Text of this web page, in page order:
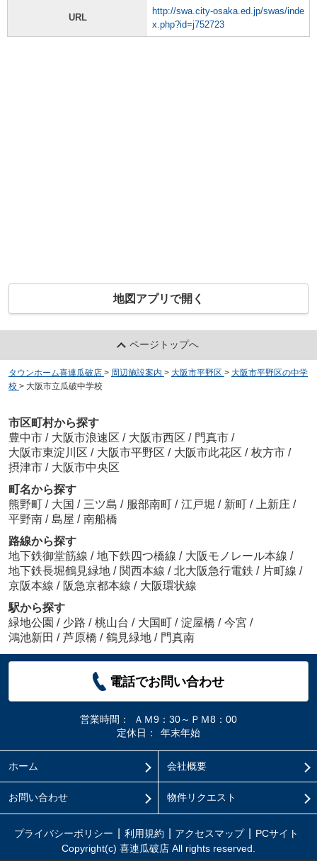
URL
http://swa.city-osaka.ed.jp/swas/inde
x.php?id=j752723
地図アプリで開く
ページトップへ
タウンホーム喜連瓜破店 > 周辺施設案内 > 大阪市平野区 > 大阪市平野区の中学
校 > 大阪市立瓜破中学校
市区町村から探す
豊中市 / 大阪市浪速区 / 大阪市西区 / 門真市 /
大阪市東淀川区 / 大阪市平野区 / 大阪市此花区 / 枚方市 /
摂津市 / 大阪市中央区
町名から探す
熊野町 / 大国 / 三ツ島 / 服部南町 / 江戸堀 / 新町 / 上新庄 /
平野南 / 島屋 / 南船橋
路線から探す
地下鉄御堂筋線 / 地下鉄四つ橋線 / 大阪モノレール本線 /
地下鉄長堀鶴見緑地 / 関西本線 / 北大阪急行電鉄 / 片町線 /
京阪本線 / 阪急京都本線 / 大阪環状線
駅から探す
緑地公園 / 少路 / 桃山台 / 大国町 / 淀屋橋 / 今宮 /
鴻池新田 / 芦原橋 / 鶴見緑地 / 門真南
電話でお問い合わせ
営業時間：
ＡＭ9：30～ＰＭ8：00
定休日：
年末年始
ホーム 会社概要
お問い合わせ 物件リクエスト
プライバシーポリシー 利用規約 アクセスマップ
PCサイト
Copyright(c) 喜連瓜破店 All rights reserved.